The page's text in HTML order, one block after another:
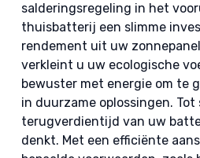
salderingsregeling in het
thuisbatterij een slimme
rendement uit uw
verkleint u uw ecologische
bewuster met energie om te
in duurzame oplossingen. Tot
terugverdientijd van uw
denkt. Met een efficiënte